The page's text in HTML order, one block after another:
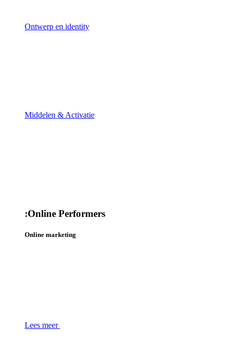
Ontwerp en identity
Middelen & Activatie
:Online Performers
Online marketing
Lees meer